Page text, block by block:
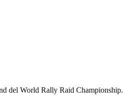
del World Rally Raid Championship.